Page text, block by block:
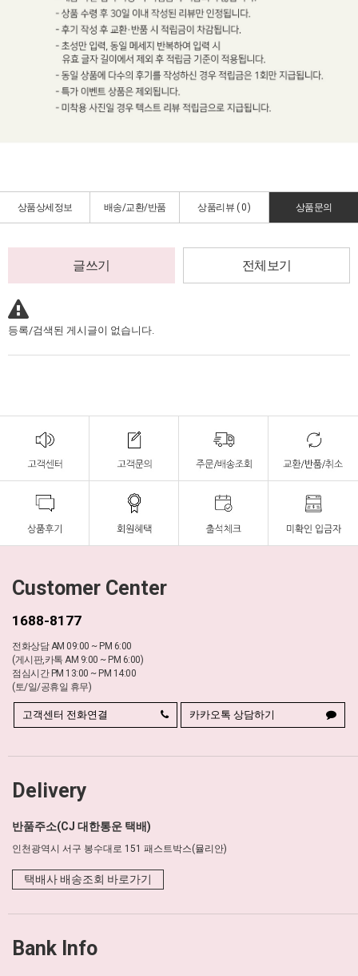
상품상세정보 배송/교환/반품 상품리뷰 ( 0) 상품문의
글쓰기 전체보기
등록/검색된 게시글이 없습니다.
Customer Center
1688-8177
전화상담 AM 09:00 ~ PM 6:00
(게시판,카톡 AM 9:00 ~ PM 6:00)
점심시간 PM 13:00 ~ PM 14:00
(토/일/공휴일 휴무)
고객센터 전화연결 카카오톡 상담하기
Delivery
반품주소(CJ 대한통운 택배)
인천광역시 서구 봉수대로 151 패스트박스(뮬리안)
택배사 배송조회 바로가기
Bank Info